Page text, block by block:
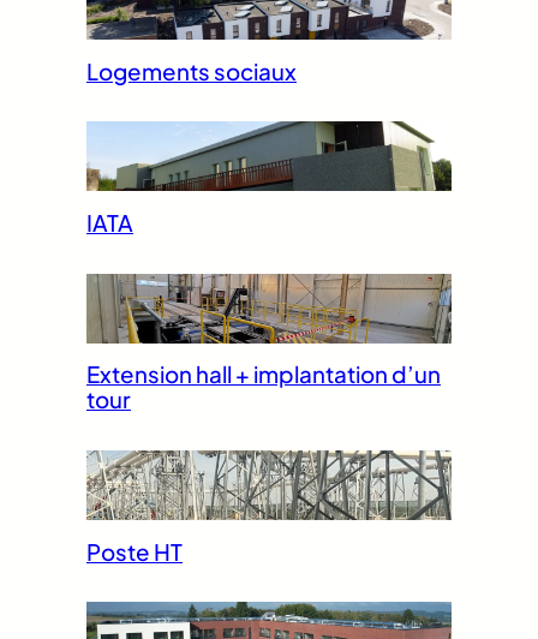
Logements sociaux
IATA
Extension hall + implantation d’un
tour
Poste HT